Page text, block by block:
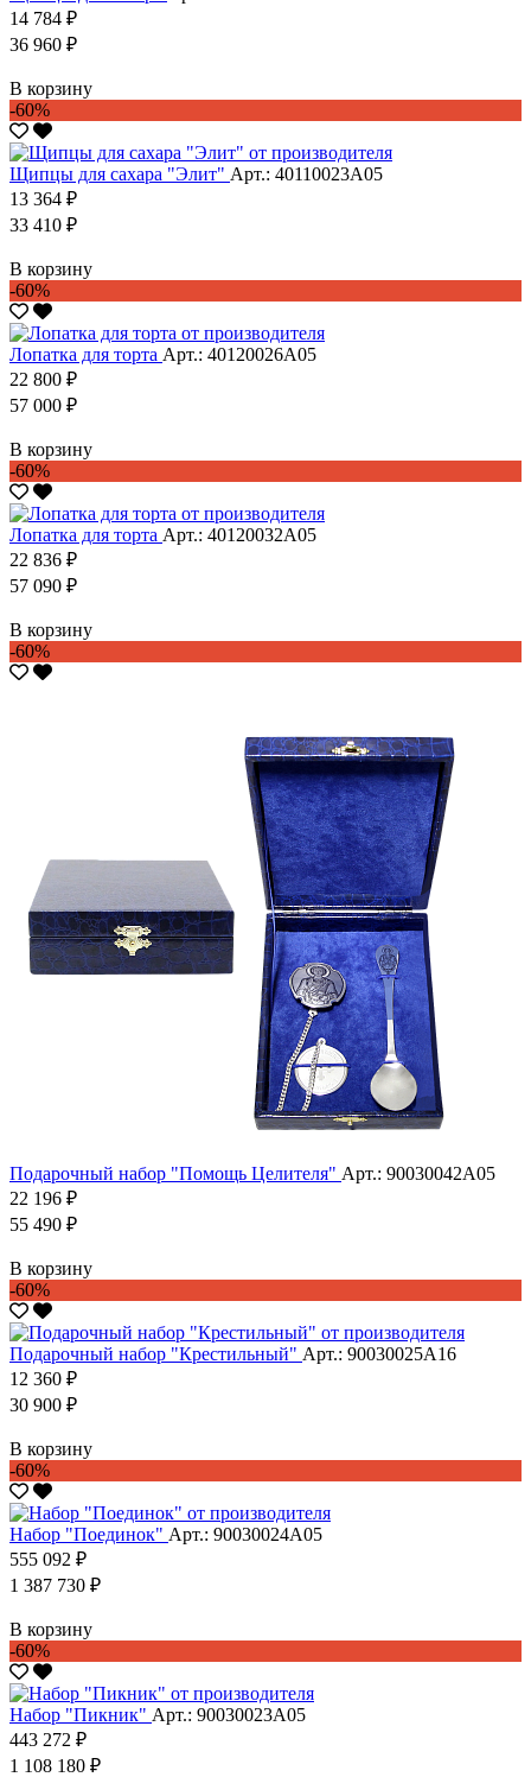
14 784 ₽
36 960 ₽
В корзину
-60%
Щипцы для сахара "Элит" Арт.: 40110023А05
13 364 ₽
33 410 ₽
В корзину
-60%
Лопатка для торта Арт.: 40120026А05
22 800 ₽
57 000 ₽
В корзину
-60%
Лопатка для торта Арт.: 40120032А05
22 836 ₽
57 090 ₽
В корзину
-60%
Подарочный набор "Помощь Целителя" Арт.: 90030042А05
22 196 ₽
55 490 ₽
В корзину
-60%
Подарочный набор "Крестильный" Арт.: 90030025А16
12 360 ₽
30 900 ₽
В корзину
-60%
Набор "Поединок" Арт.: 90030024А05
555 092 ₽
1 387 730 ₽
В корзину
-60%
Набор "Пикник" Арт.: 90030023А05
443 272 ₽
1 108 180 ₽